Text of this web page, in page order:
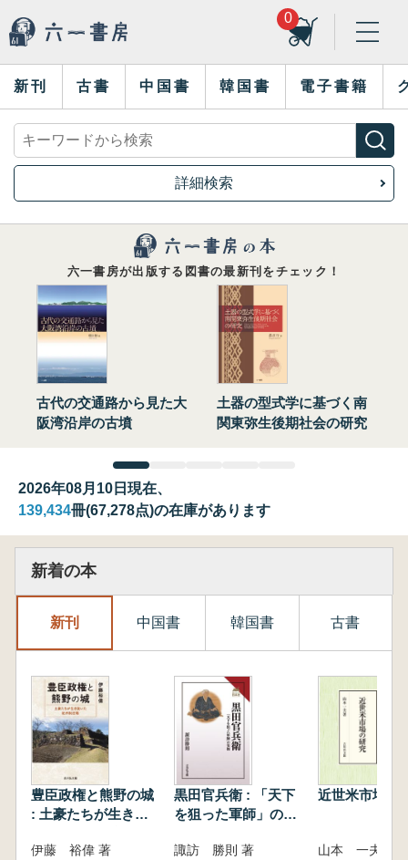
0
新刊 古書 中国書 韓国書 電子書籍
詳細検索
六一書房が出版する図書の最新刊をチェック！
古代の交通路から見た大
阪湾沿岸の古墳
土器の型式学に基づく南
関東弥生後期社会の研究
2026年08月10日現在、
139,434冊(67,278点)の在庫があります
新着の本
新刊 中国書 韓国書 古書
豊臣政権と熊野の城
: 土豪たちが生き抜
伊藤 裕偉 著
黒田官兵衛 : 「天下
を狙った軍師」の実
諏訪 勝則 著
近世米市場の
山本 一夫